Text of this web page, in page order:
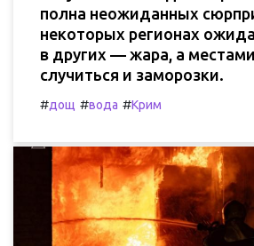
полна неожиданных
некоторых регионах
в других — жара, а
случиться и заморозки.
#дощ #вода #Крим